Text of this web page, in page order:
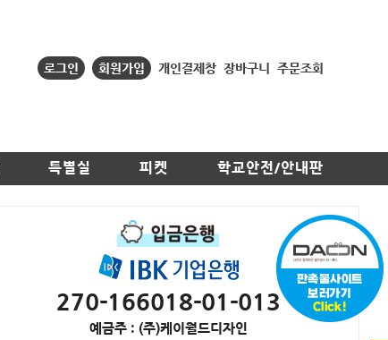
로그인 회원가입 개인결제창 장바구니 주문조회
특별실 피켓 학교안전/안내판
270-166018-01-013
예금주 : (주)케이월드디자인